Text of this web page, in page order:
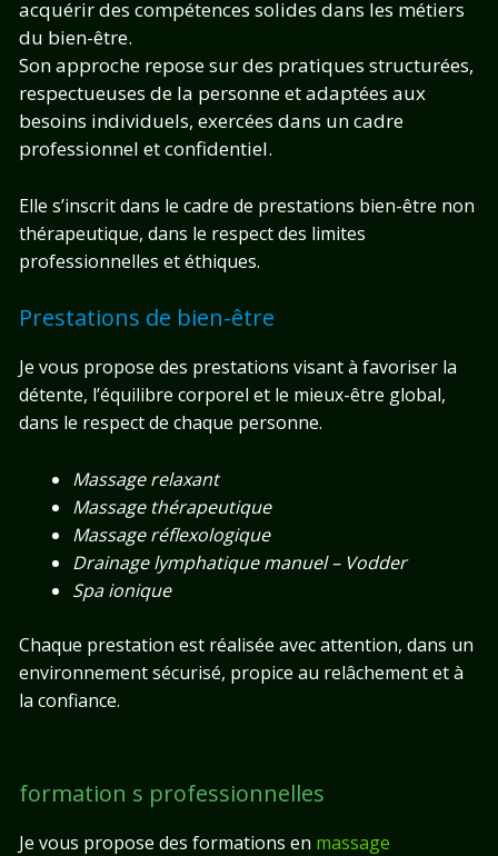
acquérir des compétences solides dans les métiers
du bien-être.
Son approche repose sur des pratiques structurées,
respectueuses de la personne et adaptées aux
besoins individuels, exercées dans un cadre
professionnel et confidentiel.
Elle s’inscrit dans le cadre de prestations bien-être non
thérapeutique, dans le respect des limites
professionnelles et éthiques.
Prestations de bien-être
Je vous propose des prestations visant à favoriser la
détente, l’équilibre corporel et le mieux-être global,
dans le respect de chaque personne.
Massage relaxant
Massage thérapeutique
Massage réflexologique
Drainage lymphatique manuel – Vodder
Spa ionique
Chaque prestation est réalisée avec attention, dans un
environnement sécurisé, propice au relâchement et à
la confiance.
formation s professionnelles
Je vous propose des formations en massage